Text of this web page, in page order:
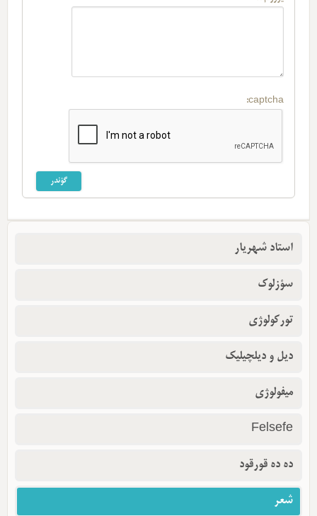
captcha:
استاد شهریار
سؤزلوک
تورکولوژی
دیل و دیلچیلیک
میفولوژی
Felsefe
ده ده قورقود
شعر